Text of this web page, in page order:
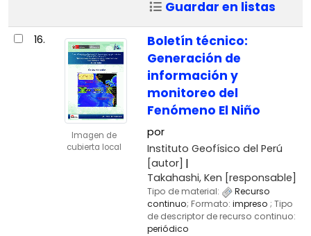
Guardar en listas
16.
Imagen de
cubierta local
Boletín técnico:
Generación de
información y
monitoreo del
Fenómeno El Niño
por
Instituto Geofísico del Perú
[autor]
Takahashi, Ken [responsable]
Tipo de material:
Recurso
continuo; Formato: impreso ; Tipo
de descriptor de recurso continuo:
periódico